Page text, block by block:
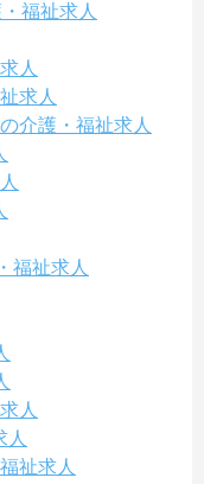
福祉求人
人
求人
介護・福祉求人
福祉求人
人
人
祉求人